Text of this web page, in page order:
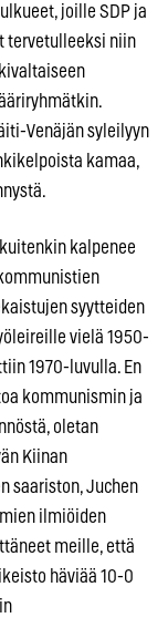
joille SDP ja
tervetulleeksi niin
Venäjän syleilyyn
kamaa,
kalpenee
syytteiden
vielä 1950-
1970-luvulla. En
kommunismin ja
oletan
Kiinan
saariston, Juchen
ilmiöiden
meille, että
häviää 10-0